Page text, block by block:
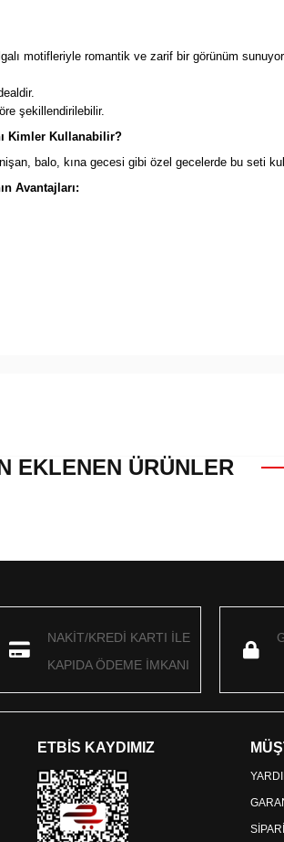
motifleriyle romantik ve zarif bir görünüm
şekillendirilebilir.
Kimler Kullanabilir?
balo, kına gecesi gibi özel gecelerde bu seti
Avantajları:
EKLENEN ÜRÜNLER
NAKİT/KREDİ KARTI İLE
KAPIDA ÖDEME İMKANI
ETBİS KAYDIMIZ